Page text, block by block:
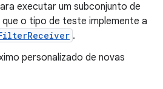
executar um subconjunto de
o tipo de teste implemente a
.
personalizado de novas